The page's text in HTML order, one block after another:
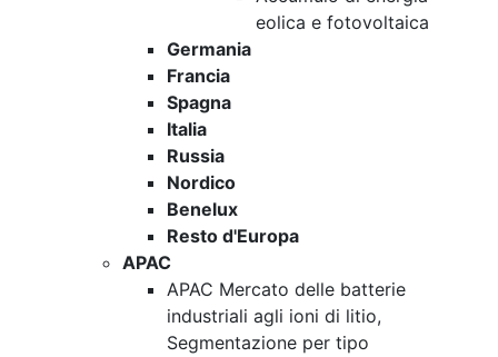
eolica e fotovoltaica
Germania
Francia
Spagna
Italia
Russia
Nordico
Benelux
Resto d'Europa
APAC
APAC Mercato delle batterie
industriali agli ioni di litio,
Segmentazione per tipo